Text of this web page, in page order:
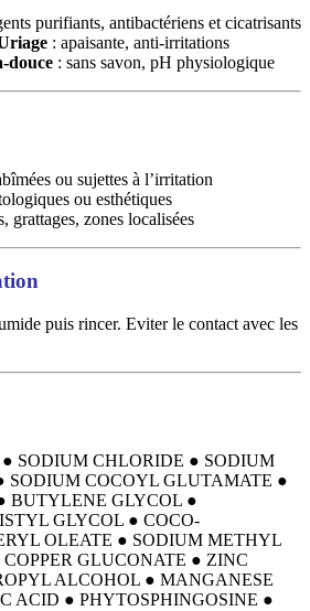
purifiants, antibactériens et cicatrisants
: apaisante, anti-irritations
douce : sans savon, pH physiologique
ou sujettes à l’irritation
ou esthétiques
grattages, zones localisées
puis rincer. Eviter le contact avec les
SODIUM CHLORIDE ● SODIUM
SODIUM COCOYL GLUTAMATE ●
BUTYLENE GLYCOL ●
GLYCOL ● COCO-
OLEATE ● SODIUM METHYL
GLUCONATE ● ZINC
ALCOHOL ● MANGANESE
ACID ● PHYTOSPHINGOSINE ●